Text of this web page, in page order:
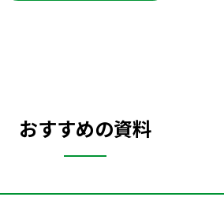
おすすめの資料